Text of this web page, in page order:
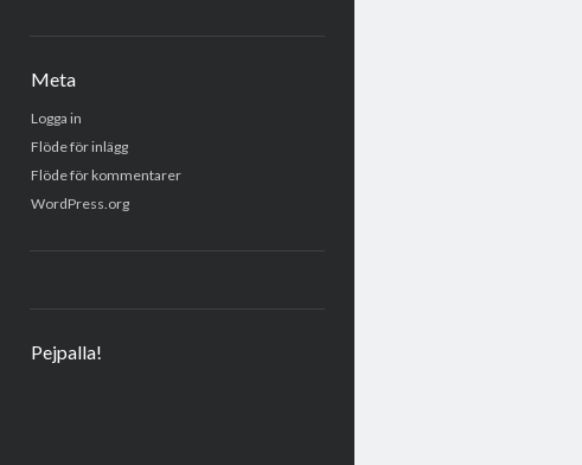
Meta
Logga in
Flöde för inlägg
Flöde för kommentarer
WordPress.org
Pejpalla!